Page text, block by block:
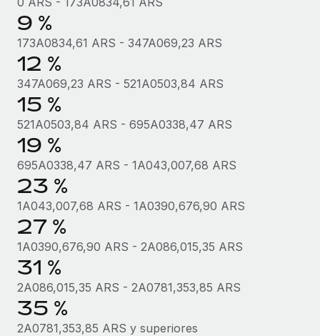
Pento se convierte en un empleador equitativo
con Remote
Gestionar las nóminas internamente es complicado. Tardas
semanas en hacerlo manualmente y, al mes...
Más información
9 %
173A0834,61 ARS - 347A069,23 ARS
12 %
347A069,23 ARS - 521A0503,84 ARS
15 %
521A0503,84 ARS - 695A0338,47 ARS
19 %
695A0338,47 ARS - 1A043,007,68 ARS
23 %
1A043,007,68 ARS - 1A0390,676,90 ARS
27 %
1A0390,676,90 ARS - 2A086,015,35 ARS
31 %
2A086,015,35 ARS - 2A0781,353,85 ARS
35 %
2A0781,353,85 ARS y superiores